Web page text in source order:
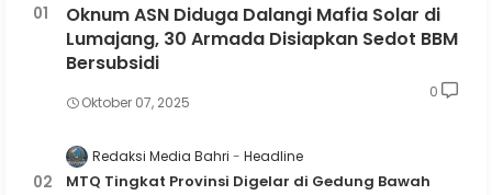
Oknum ASN Diduga Dalangi Mafia Solar di
Lumajang, 30 Armada Disiapkan Sedot BBM
Bersubsidi
Oktober 07, 2025
0
Redaksi Media Bahri Headline
MTQ Tingkat Provinsi Digelar di Gedung Bawah